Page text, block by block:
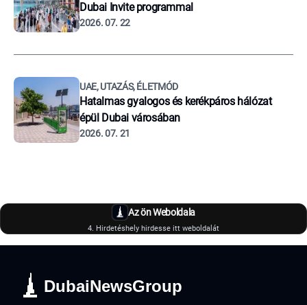
Dubai Invite programmal
2026. 07. 22
UAE, UTAZÁS, ÉLETMÓD
Hatalmas gyalogos és kerékpáros hálózat
épül Dubai városában
2026. 07. 21
Az ön Weboldala
4. Hirdetéshely hirdesse itt weboldalát
DubaiNewsGroup